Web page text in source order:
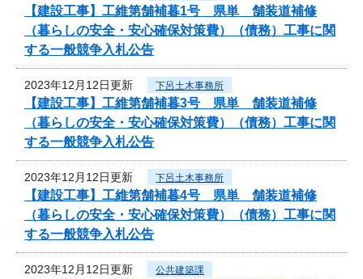
【建設工事】工維第舗補暮1号 県単 舗装道補修
（暮らしの安全・安心確保対策費）（債務）工事に関
する一般競争入札公告
2023年12月12日更新 下呂土木事務所
【建設工事】工維第舗補暮3号 県単 舗装道補修
（暮らしの安全・安心確保対策費）（債務）工事に関
する一般競争入札公告
2023年12月12日更新 下呂土木事務所
【建設工事】工維第舗補暮4号 県単 舗装道補修
（暮らしの安全・安心確保対策費）（債務）工事に関
する一般競争入札公告
2023年12月12日更新 公共建築課